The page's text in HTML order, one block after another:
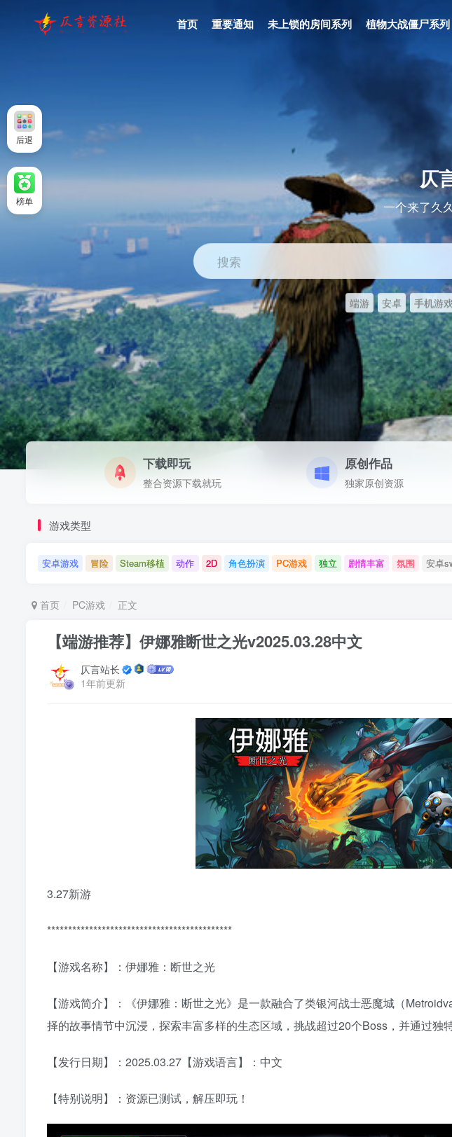
首页 重要通知 未上锁的房间系列 植物大战僵尸系列
仄
一个来了久
搜索
端游 安卓 手机游
下载即玩
整合资源下载就玩
原创作品
独家原创资源
游戏类型
安卓游戏 冒险 Steam移植 动作 2D 角色扮演 PC游戏 独立 剧情丰富 氛围 安卓
首页 PC游戏 正文
【端游推荐】伊娜雅断世之光v2025.03.28中文
仄言站长
1年前更新
3.27新游
********************************************
【游戏名称】：伊娜雅：断世之光
【游戏简介】：《伊娜雅：断世之光》是一款融合了类银河战士恶魔城（
择的故事情节中沉浸，探索丰富多样的生态区域，挑战超过20个Boss，并通过独
【发行日期】：2025.03.27【游戏语言】：中文
【特别说明】：资源已测试，解压即玩！
后退
榜单